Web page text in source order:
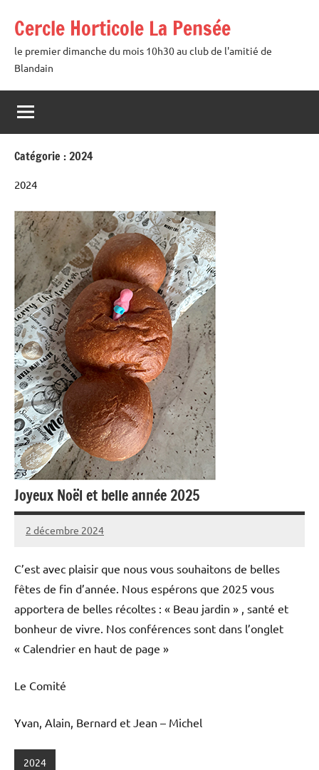
contenu
Cercle Horticole La Pensée
le premier dimanche du mois 10h30 au club de l'amitié de
Blandain
Catégorie :2024
2024
Joyeux Noël et belle année 2025
2 décembre 2024
admin
C’est avec plaisir que nous vous souhaitons de belles
fêtes de fin d’année. Nous espérons que 2025 vous
apportera de belles récoltes : « Beau jardin » , santé et
bonheur de vivre. Nos conférences sont dans l’onglet
« Calendrier en haut de page »
Le Comité
Yvan, Alain, Bernard et Jean – Michel
2024